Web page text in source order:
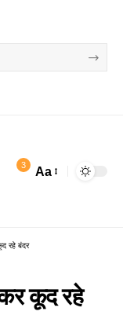
3 Aa
रहे बंदर
कूद रहे